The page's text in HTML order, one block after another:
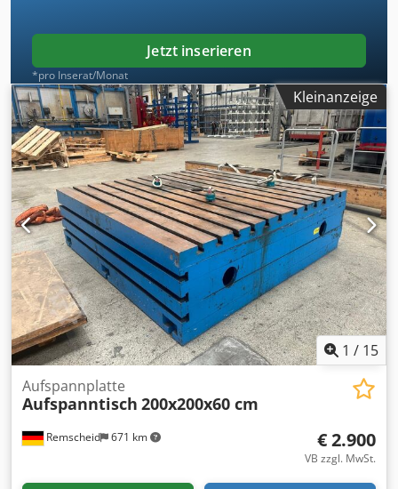
Jetzt inserieren
*pro Inserat/Monat
Kleinanzeige
1 / 15
Remscheid 671 km
Aufspannplatte
Aufspanntisch 200x200x60 cm
€ 2.900
VB zzgl. MwSt.